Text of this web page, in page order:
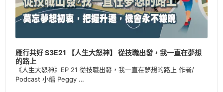
雁行共好 S3E21 【人生大怒神】 從技職出發，我一直在夢想
的路上
《人生大怒神》EP 21 從技職出發，我一直在夢想的路上 作者/
Podcast 小編 Peggy …